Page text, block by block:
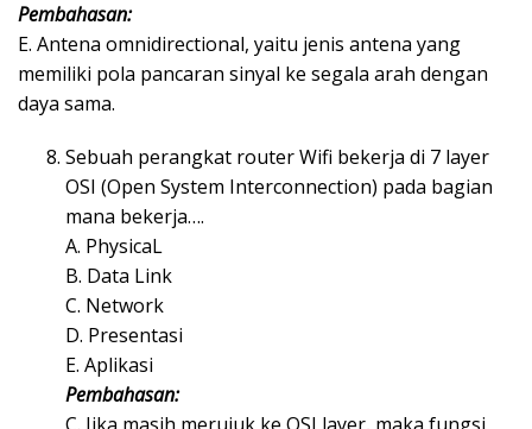
Pembahasan:
E. Antena omnidirectional, yaitu jenis antena yang
memiliki pola pancaran sinyal ke segala arah dengan
daya sama.
Sebuah perangkat router Wifi bekerja di 7 layer
OSI (Open System Interconnection) pada bagian
mana bekerja….
A. PhysicaL
B. Data Link
C. Network
D. Presentasi
E. Aplikasi
Pembahasan: